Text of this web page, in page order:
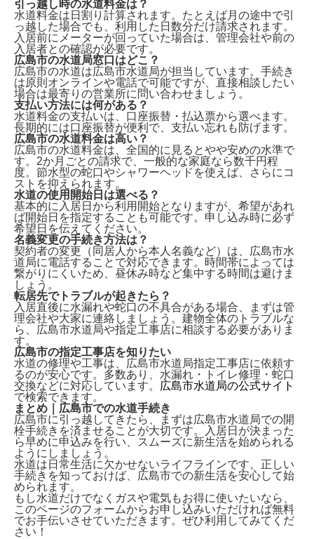
引っ越し時の水道料金は？
水道料金は 日割り計算されます。たとえば月の途中で引
っ越した場合でも、利用した日数分だけ請求されます。
入居前にメーターが回っていた場合は、管理会社や前の
入居者との確認が必要です。
広島市の水道局窓口はどこ？
広島市の水道は広島市水道局が担当しています。手続き
は原則オンラインや電話で可能ですが、直接相談したい
場合は最寄りの営業所に問い合わせましょう。
支払い方法には何がある？
水道料金の支払いは、 口座振替・払込票から選べます。
長期的には口座振替が便利で、支払い忘れも防げます。
広島市の水道料金は高い？
広島市の水道料金は、全国的に見るとやや安めの水準で
す。2か月ごとの請求で、一般的な家庭なら数千円程
度。節水型の蛇口やシャワーヘッドを使えば、さらにコ
ストを抑えられます。
水道の使用開始日は選べる？
基本的に入居日から利用開始となりますが、希望があれ
ば開始日を指定することも可能です。申し込み時に必ず
希望日を伝えてください。
名義変更の手続き方法は？
契約者の変更（同居人から本人名義など）は、
広島市水
道局に電話することで対応できます。時間帯によっては
繋がりにくいため、昼休み時など集中する時間は避けま
しょう。
転居先でトラブルが起きたら？
入居直後に水漏れや蛇口の不具合がある場合、まずは管
理会社や大家に連絡しましょう。建物全体のトラブルな
ら、広島市水道局や指定工事店に相談する必要がありま
す。
広島市の指定工事店を知りたい
水道の修理や工事は、
広島市水道局指定工事店に依頼す
るのが安心です。多数あり、水漏れ・トイレ修理・蛇口
交換などに対応しています。
広島市水道局の公式サイト
で検索できます。
まとめ｜広島市での水道手続き
広島市に引っ越してきたら、まずは広島市水道局での開
栓手続き を済ませることが大切です。入居日が決まった
ら早めに申込みを行い、スムーズに新生活を始められる
ようにしましょう。
水道は日常生活に欠かせないライフラインです。正しい
手続きを知っておけば、広島市での新生活を安心して始
められます。
もし水道だけでなくガスや電気もお得に使いたいなら、
このページのフォームからお申し込みいただければ無料
でお手伝いさせていただきます。ぜひ利用してみてくだ
さい！